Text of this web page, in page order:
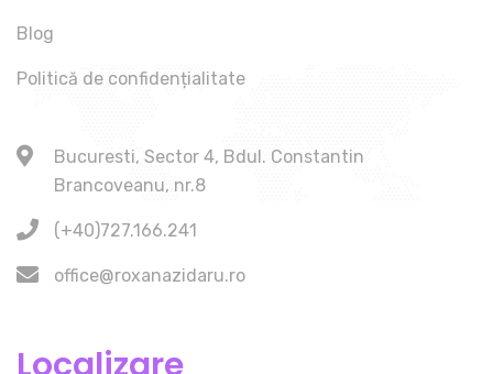
Blog
Politică de confidențialitate
Bucuresti, Sector 4, Bdul. Constantin
Brancoveanu, nr.8
(+40)727.166.241
office@roxanazidaru.ro